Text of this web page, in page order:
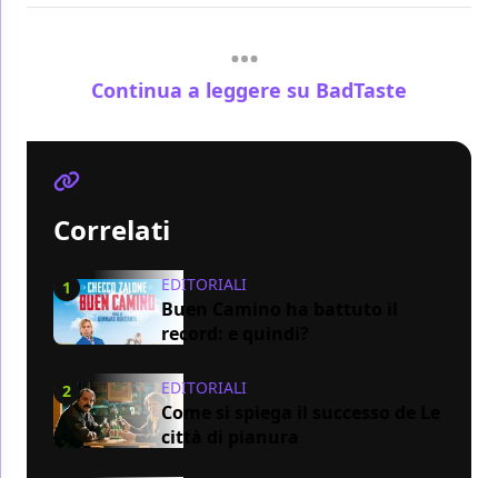
Continua a leggere su BadTaste
Correlati
1 EDITORIALI
Buen Camino ha battuto il
record: e quindi?
2 EDITORIALI
Come si spiega il successo de Le
città di pianura